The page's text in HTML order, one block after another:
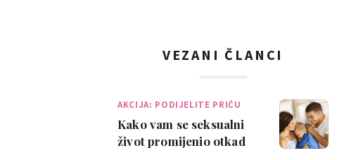
VEZANI ČLANCI
AKCIJA: PODIJELITE PRIČU
Kako vam se seksualni
život promijenio otkad